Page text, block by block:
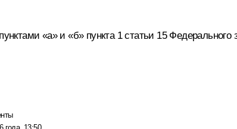
«а» и «б» пункта 1 статьи 15